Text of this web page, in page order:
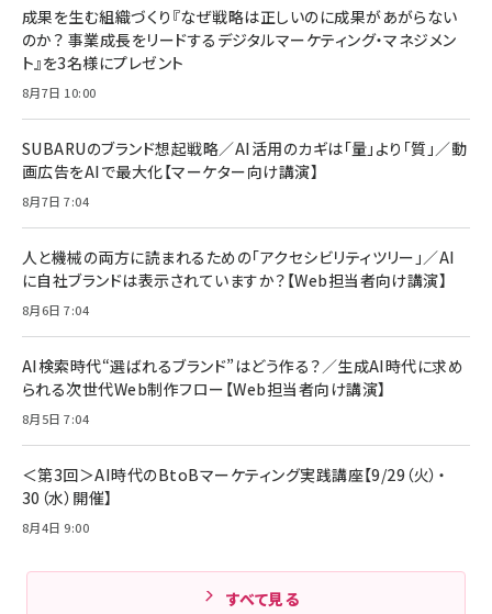
￥1,100
anan(アンアン)2026/07/08号 No.2502[2026
￥880
ママ投資家が育休中に１億貯めた株式投資
組織の成果を最大化する ルールのデザイン
￥1,980
Amazonランキングをもっと見る
すい ガイド枠付き いPhone17 (6.3インチ) 対応
2枚セット DSP25F1698
￥1,599
￥6,980
全ワイヤレスイヤホン/アクティブノイズキャンセリ
技術基準適合】ブラック
￥5,990
ケーブル Anker絡まないケーブル 240W 結束バン
ド付き USB PD対応 シリコン素材採用 iPhone
17 / 16 / 15 / Galaxy iPad Pro MacBook
Pro/Air 各種対応 (1.8m ミッドナイトブラック)
￥1,890
￥5,000
Anker PowerLine III Flow USB-C & USB-C
Pro/Air 各種対応 (1.8m ミッドナイトブラック)
￥1,890
サッポロ 生ビール 黒ラベル 350ml 缶 24本 ビー
ル ケース買い【6/30応募〆切! 黒ラベルビヤセラー
￥4,857
成果を生む組織づくり『なぜ戦略は正しいのに成果があがらない
のか？ 事業成長をリードするデジタルマーケティング・マネジメン
ト』を3名様にプレゼント
8月7日 10:00
SUBARUのブランド想起戦略／AI活用のカギは「量」より「質」／動
画広告をAIで最大化【マーケター向け講演】
8月7日 7:04
人と機械の両方に読まれるための「アクセシビリティツリー」／AI
に自社ブランドは表示されていますか？【Web担当者向け講演】
8月6日 7:04
AI検索時代“選ばれるブランド”はどう作る？／生成AI時代に求め
られる次世代Web制作フロー【Web担当者向け講演】
8月5日 7:04
＜第3回＞AI時代のBtoBマーケティング実践講座【9/29（火）・
30（水）開催】
8月4日 9:00
すべて見る